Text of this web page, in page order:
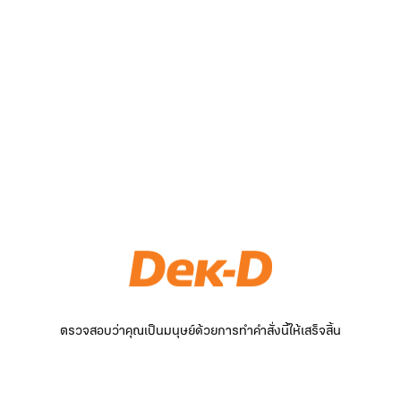
ตรวจสอบว่าคุณเป็นมนุษย์ด้วยการทำคำสั่งนี้ให้เสร็จสิ้น